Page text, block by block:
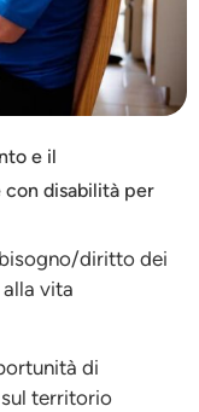
e il
disabilità per
diritto dei
vita
di
territorio